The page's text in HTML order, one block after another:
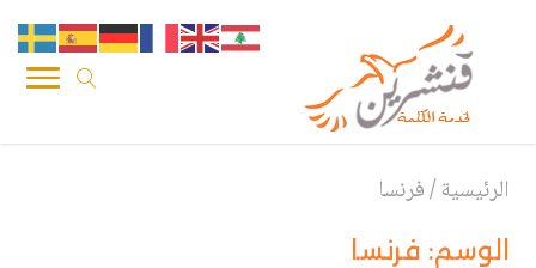
الرئيسية/فرنسا
الوسم: فرنسا